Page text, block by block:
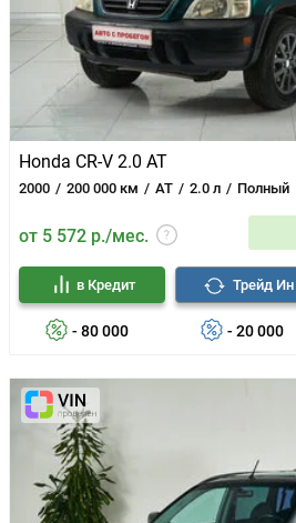
Honda CR-V 2.0 AT
2000 200 000 км AT 2.0 л Полный
от 5 572 р./мес.
- 80 000
в Кредит
- 20 000
Трейд Ин